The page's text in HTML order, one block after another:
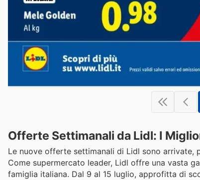
Offerte Settimanali da Lidl: I
Le nuove offerte settimanali di Lidl sono
Come supermercato leader, Lidl offre una vasta
famiglia italiana. Dal 9 al 15 luglio, approfitta di